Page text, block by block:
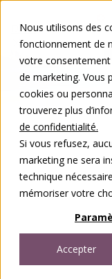
Nous utilisons des
fonctionnement de
votre
de marketing. Vous
cookies ou
trouverez plus
de confidentialité.
Si vous refusez,
marketing ne sera
technique
mémoriser votre
Accepter
DEFR
Open menu